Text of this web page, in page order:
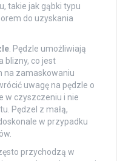
takie jak gąbki typu
do uzyskania
. Pędzle umożliwiają
blizny, co jest
na zamaskowaniu
uwagę na pędzle o
w czyszczeniu i nie
Pędzel z małą,
w przypadku
przychodzą w